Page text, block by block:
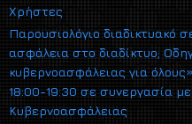
Χρήστες
Παρουσιολόγιο διαδικτυακό
ασφάλεια στο διαδίκτυο;
κυβερνοασφάλειας για
18:00-19:30 σε συνεργασία
Κυβερνοασφάλειας